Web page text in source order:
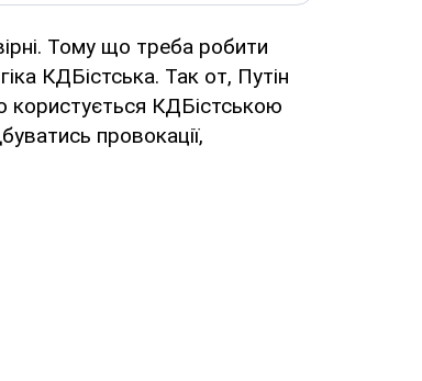
Тому що треба робити
КДБістська. Так от, Путін
користується КДБістською
провокації,